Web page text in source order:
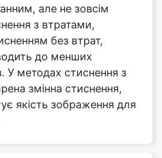
до менших
У методах стиснення з
змінна стиснення,
якість зображення для
стиснення